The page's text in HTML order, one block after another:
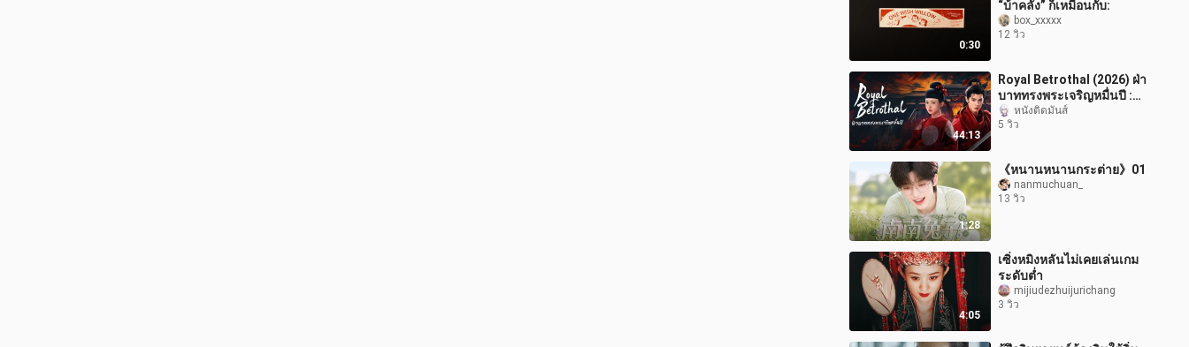
0:30
“บ้าคลั่ง” ก็เหมือนกับ:
box_xxxxx
12 วิว
44:13
Royal Betrothal (2026) ฝ่า
บาททรงพระเจริญหมื่นปี :
09 หนังติดมันส์
5 วิว
1:28
《หนานหนานกระต่าย》01
nanmuchuan_
13 วิว
4:05
เซิ่งหมิงหลันไม่เคยเล่นเกม
ระดับต่ำ
mijiudezhuijurichang
3 วิว